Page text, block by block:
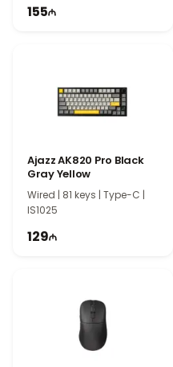
155
Ajazz AK820 Pro Black
Gray Yellow
Wired | 81 keys | Type-C |
IS1025
129